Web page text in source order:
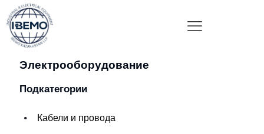
Электрооборудование
Подкатегории
Кабели и провода